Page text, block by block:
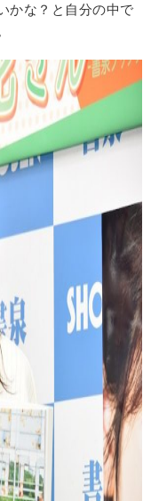
かな？と自分の中で